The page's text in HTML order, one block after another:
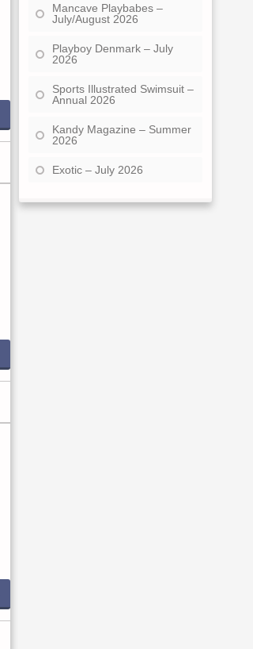
Mancave Playbabes –
July/August 2026
Playboy Denmark – July
2026
Sports Illustrated Swimsuit –
Annual 2026
Kandy Magazine – Summer
2026
Exotic – July 2026